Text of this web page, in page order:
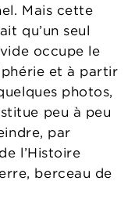
Mais cette
qu’un seul
occupe le
et à partir
photos,
peu à peu
par
l’Histoire
berceau de